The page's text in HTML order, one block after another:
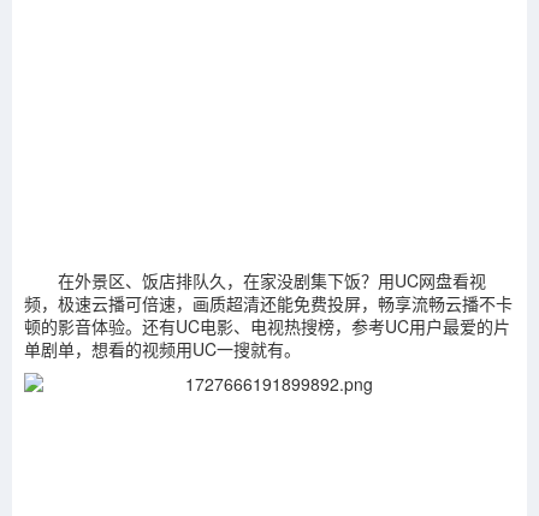
在外景区、饭店排队久，在家没剧集下饭？用UC网盘看视
频，极速云播可倍速，画质超清还能免费投屏，畅享流畅云播不卡
顿的影音体验。还有UC电影、电视热搜榜，参考UC用户最爱的片
单剧单，想看的视频用UC一搜就有。